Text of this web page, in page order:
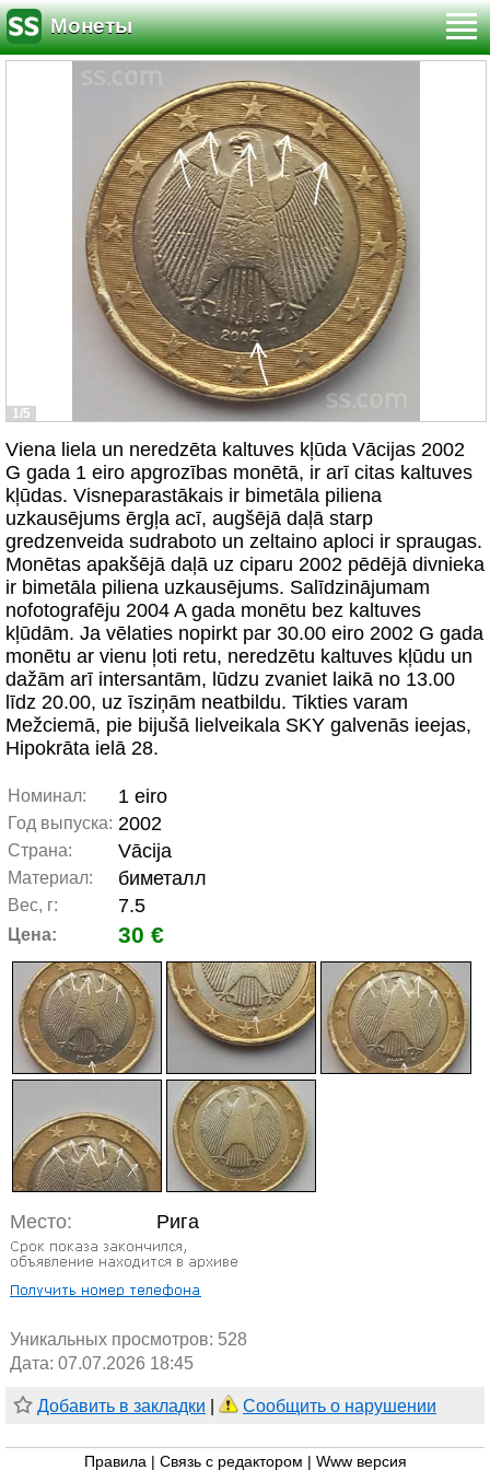
Монеты
1/5
Viena liela un neredzēta kaltuves kļūda Vācijas 2002
G gada 1 eiro apgrozības monētā, ir arī citas kaltuves
kļūdas. Visneparastākais ir bimetāla piliena
uzkausējums ērgļa acī, augšējā daļā starp
gredzenveida sudraboto un zeltaino aploci ir spraugas.
Monētas apakšējā daļā uz ciparu 2002 pēdējā divnieka
ir bimetāla piliena uzkausējums. Salīdzinājumam
nofotografēju 2004 A gada monētu bez kaltuves
kļūdām. Ja vēlaties nopirkt par 30.00 eiro 2002 G gada
monētu ar vienu ļoti retu, neredzētu kaltuves kļūdu un
dažām arī intersantām, lūdzu zvaniet laikā no 13.00
līdz 20.00, uz īsziņām neatbildu. Tikties varam
Mežciemā, pie bijušā lielveikala SKY galvenās ieejas,
Hipokrāta ielā 28.
Номинал: 1 eiro
Год выпуска: 2002
Страна: Vācija
Материал: биметалл
Вес, г: 7.5
Цена: 30 €
Место: Рига
Уникальных просмотров: 528
Дата: 07.07.2026 18:45
Добавить в закладки Сообщить о нарушении
Правила Связь с редактором Www версия